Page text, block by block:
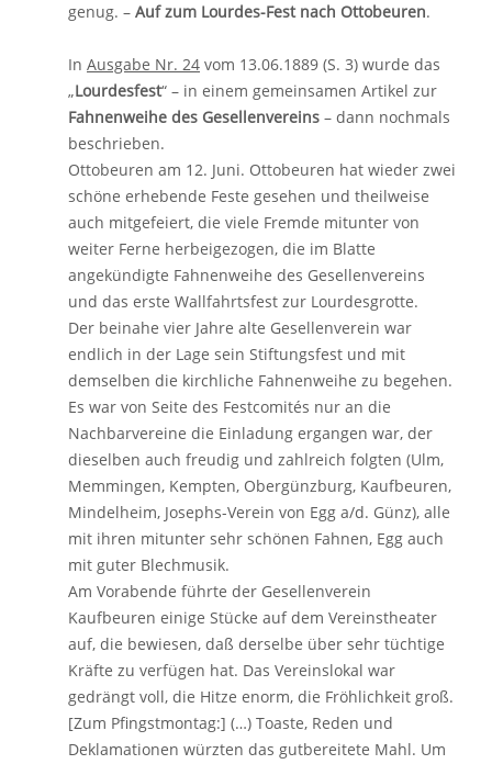
genug. – Auf zum Lourdes-Fest nach Ottobeuren.
In Ausgabe Nr. 24 vom 13.06.1889 (S. 3) wurde das
„Lourdesfest“ – in einem gemeinsamen Artikel zur
Fahnenweihe des Gesellenvereins – dann nochmals
beschrieben.
Ottobeuren am 12. Juni. Ottobeuren hat wieder zwei
schöne erhebende Feste gesehen und theilweise
auch mitgefeiert, die viele Fremde mitunter von
weiter Ferne herbeigezogen, die im Blatte
angekündigte Fahnenweihe des Gesellenvereins
und das erste Wallfahrtsfest zur Lourdesgrotte.
Der beinahe vier Jahre alte Gesellenverein war
endlich in der Lage sein Stiftungsfest und mit
demselben die kirchliche Fahnenweihe zu begehen.
Es war von Seite des Festcomités nur an die
Nachbarvereine die Einladung ergangen war, der
dieselben auch freudig und zahlreich folgten (Ulm,
Memmingen, Kempten, Obergünzburg, Kaufbeuren,
Mindelheim, Josephs-Verein von Egg a/d. Günz), alle
mit ihren mitunter sehr schönen Fahnen, Egg auch
mit guter Blechmusik.
Am Vorabende führte der Gesellenverein
Kaufbeuren einige Stücke auf dem Vereinstheater
auf, die bewiesen, daß derselbe über sehr tüchtige
Kräfte zu verfügen hat. Das Vereinslokal war
gedrängt voll, die Hitze enorm, die Fröhlichkeit groß.
[Zum Pfingstmontag:] (…) Toaste, Reden und
Deklamationen würzten das gutbereitete Mahl. Um